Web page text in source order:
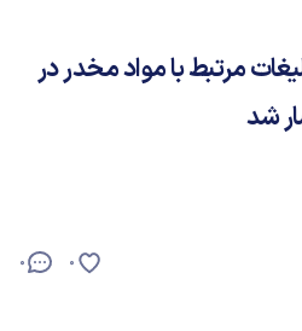
مرتبط با مواد مخدر در
شد
0 0